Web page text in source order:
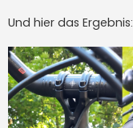
Und hier das Ergebnis: